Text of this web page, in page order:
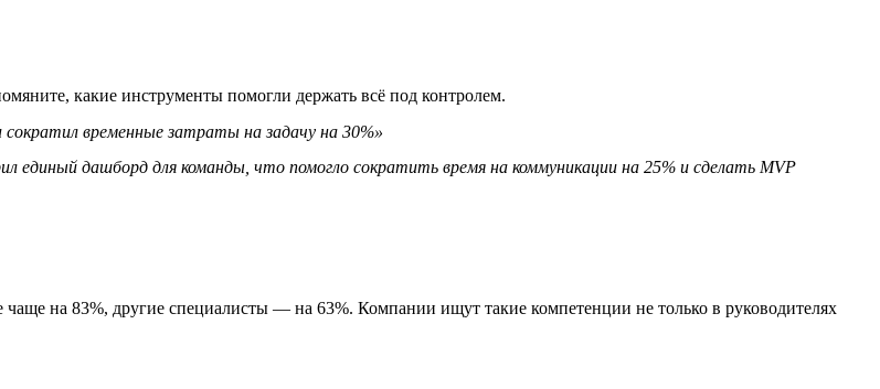
какие инструменты помогли держать всё под контролем.
временные затраты на задачу на 30%»
единый дашборд для команды, что помогло сократить время на коммуникации на 25% и сделать MVP
на 83%, другие специалисты — на 63%. Компании ищут такие компетенции не только в руководителях